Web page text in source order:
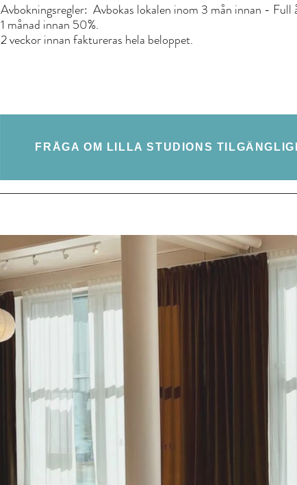
Avbokningsregler: Avbokas lokalen inom 3 mån innan - Full
1 månad innan 50%.
2 veckor innan faktureras hela beloppet.
FRÅGA OM LILLA STUDIONS